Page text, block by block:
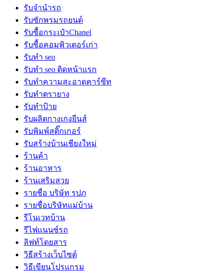
รับจำนำรถ
รับซักพรมรถยนต์
รับซื้อกระเป๋าChanel
รับซื้อคอมพิวเตอร์เก่า
รับทำ seo
รับทำ seo ติดหน้าแรก
รับทำความสะอาดคาร์ซีท
รับทำตรายาง
รับทำป้าย
รับผลิตกางเกงยีนส์
รับพิมพ์สติ๊กเกอร์
รับสร้างบ้านเชียงใหม่
ร้านค้า
ร้านอาหาร
ร้านเสริมสวย
รายชื่อ บริษัท รปภ
รายชื่อบริษัทแม่บ้าน
รีโนเวทบ้าน
รีไฟแนนซ์รถ
ลิฟท์โดยสาร
วิธีสร้างเว็บไซต์
วิธีเขียนโปรแกรม